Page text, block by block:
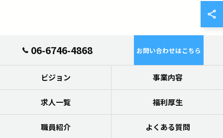
06-6746-4868 お問い合わせはこちら
ビジョン 事業内容
求人一覧 福利厚生
職員紹介 よくある質問